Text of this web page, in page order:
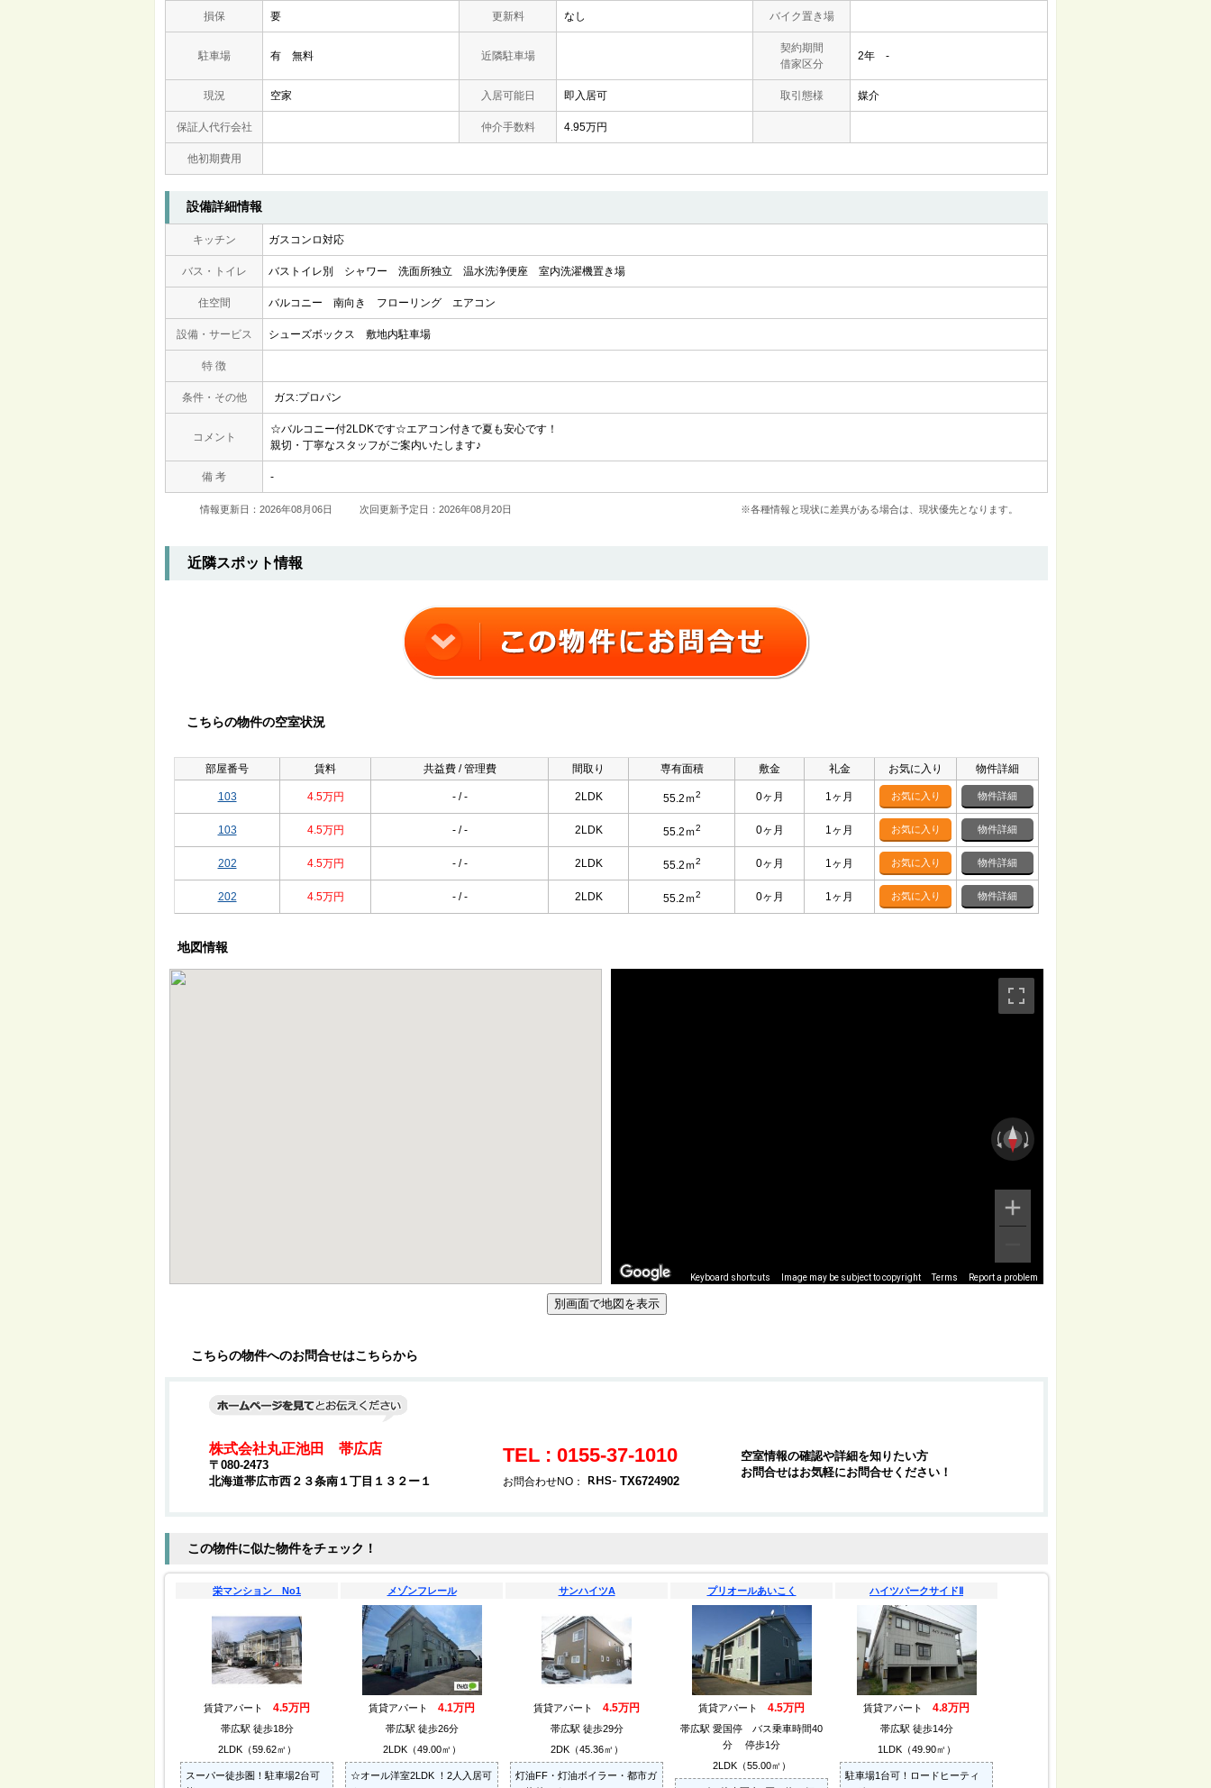
損保 要 更新料 なし バイク置き場
駐車場 有 無料 近隣駐車場
契約期間
借家区分
2年 -
現況 空家 入居可能日 即入居可 取引態様 媒介
保証人代行会社 仲介手数料 4.95万円
他初期費用
設備詳細情報
キッチン ガスコンロ対応
バス・トイレ バストイレ別 シャワー 洗面所独立 温水洗浄便座 室内洗濯機置き場
住空間 バルコニー 南向き フローリング エアコン
設備・サービス シューズボックス 敷地内駐車場
特 徴
条件・その他 ガス:プロパン
コメント
☆バルコニー付2LDKです☆エアコン付きで夏も安心です！
親切・丁寧なスタッフがご案内いたします♪
備 考 -
情報更新日：2026年08月06日 次回更新予定日：2026年08月20日 ※各種情報と現状に差異がある場合は、現状優先となります。
近隣スポット情報
こちらの物件の空室状況
部屋番号 賃料 共益費 / 管理費 間取り 専有面積 敷金 礼金 お気に入り 物件詳細
103 4.5万円 - / - 2LDK 55.2ｍ2 0ヶ月 1ヶ月 お気に入り 物件詳細
103 4.5万円 - / - 2LDK 55.2ｍ2 0ヶ月 1ヶ月 お気に入り 物件詳細
202 4.5万円 - / - 2LDK 55.2ｍ2 0ヶ月 1ヶ月 お気に入り 物件詳細
202 4.5万円 - / - 2LDK 55.2ｍ2 0ヶ月 1ヶ月 お気に入り 物件詳細
地図情報
Keyboard shortcuts Image may be subject to copyright Terms Report a problem
こちらの物件へのお問合せはこちらから
株式会社丸正池田 帯広店
〒080-2473
北海道帯広市西２３条南１丁目１３２ー１
TEL : 0155-37-1010
お問合わせNO： TX6724902
空室情報の確認や詳細を知りたい方
お問合せはお気軽にお問合せください！
この物件に似た物件をチェック！
栄マンション No1
賃貸アパート 4.5万円
帯広駅 徒歩18分
2LDK（59.62㎡）
スーパー徒歩圏！駐車場2台可
メゾンフレール
賃貸アパート 4.1万円
帯広駅 徒歩26分
2LDK（49.00㎡）
☆オール洋室2LDK ！2人入居可
サンハイツA
賃貸アパート 4.5万円
帯広駅 徒歩29分
2DK（45.36㎡）
灯油FF・灯油ボイラー・都市ガ
プリオールあいこく
賃貸アパート 4.5万円
帯広駅 愛国停 バス乗車時間40
分 停歩1分
2LDK（55.00㎡）
ハイツパークサイドⅡ
賃貸アパート 4.8万円
帯広駅 徒歩14分
1LDK（49.90㎡）
駐車場1台可！ロードヒーティ